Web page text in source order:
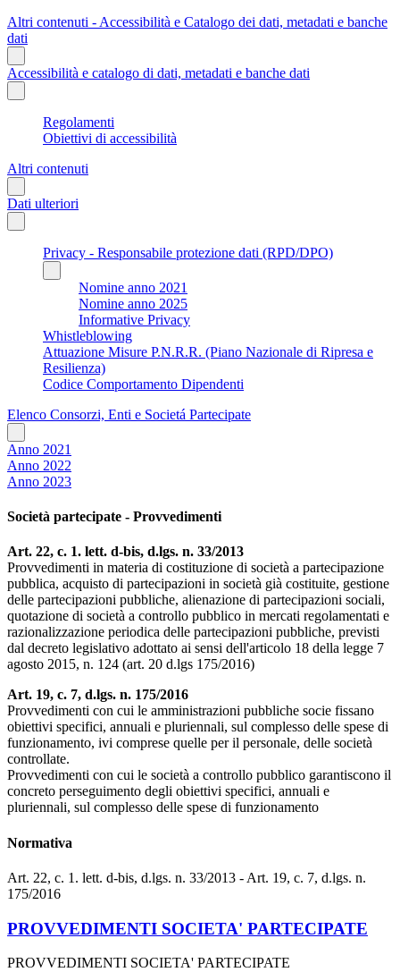
Altri contenuti - Accessibilità e Catalogo dei dati, metadati e banche
dati
Accessibilità e catalogo di dati, metadati e banche dati
Regolamenti
Obiettivi di accessibilità
Altri contenuti
Dati ulteriori
Privacy - Responsabile protezione dati (RPD/DPO)
Nomine anno 2021
Nomine anno 2025
Informative Privacy
Whistleblowing
Attuazione Misure P.N.R.R. (Piano Nazionale di Ripresa e
Resilienza)
Codice Comportamento Dipendenti
Elenco Consorzi, Enti e Societá Partecipate
Anno 2021
Anno 2022
Anno 2023
Società partecipate - Provvedimenti
Art. 22, c. 1. lett. d-bis, d.lgs. n. 33/2013
Provvedimenti in materia di costituzione di società a partecipazione
pubblica, acquisto di partecipazioni in società già costituite, gestione
delle partecipazioni pubbliche, alienazione di partecipazioni sociali,
quotazione di società a controllo pubblico in mercati regolamentati e
razionalizzazione periodica delle partecipazioni pubbliche, previsti
dal decreto legislativo adottato ai sensi dell'articolo 18 della legge 7
agosto 2015, n. 124 (art. 20 d.lgs 175/2016)
Art. 19, c. 7, d.lgs. n. 175/2016
Provvedimenti con cui le amministrazioni pubbliche socie fissano
obiettivi specifici, annuali e pluriennali, sul complesso delle spese di
funzionamento, ivi comprese quelle per il personale, delle società
controllate.
Provvedimenti con cui le società a controllo pubblico garantiscono il
concreto perseguimento degli obiettivi specifici, annuali e
pluriennali, sul complesso delle spese di funzionamento
Normativa
Art. 22, c. 1. lett. d-bis, d.lgs. n. 33/2013 - Art. 19, c. 7, d.lgs. n.
175/2016
PROVVEDIMENTI SOCIETA' PARTECIPATE
PROVVEDIMENTI SOCIETA' PARTECIPATE